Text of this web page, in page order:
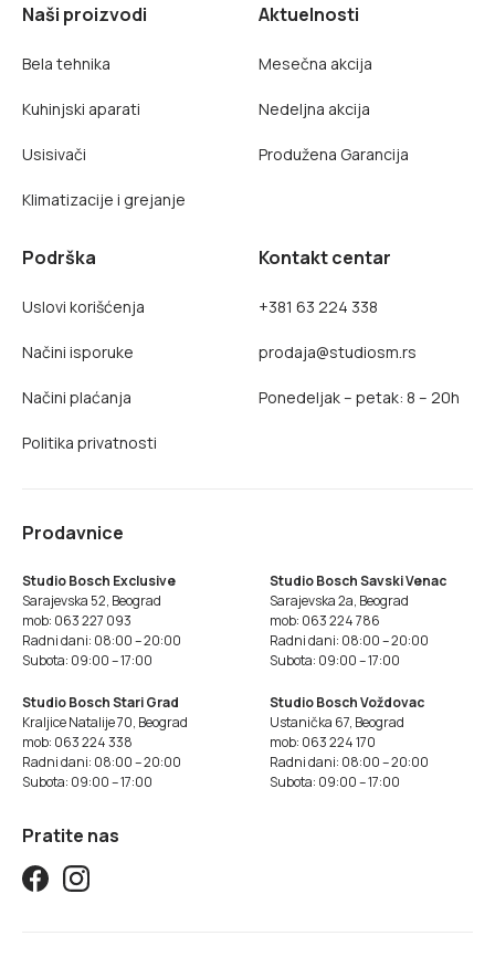
Naši proizvodi
Bela tehnika
Kuhinjski aparati
Usisivači
Klimatizacije i grejanje
Aktuelnosti
Mesečna akcija
Nedeljna akcija
Produžena Garancija
Podrška
Uslovi korišćenja
Načini isporuke
Načini plaćanja
Politika privatnosti
Kontakt centar
+381 63 224 338
prodaja@studiosm.rs
Ponedeljak – petak: 8 – 20h
Prodavnice
Studio Bosch Exclusive
Sarajevska 52, Beograd
mob: 063 227 093
Radni dani: 08:00 – 20:00
Subota: 09:00 – 17:00
Studio Bosch Savski Venac
Sarajevska 2a, Beograd
mob: 063 224 786
Radni dani: 08:00 – 20:00
Subota: 09:00 – 17:00
Studio Bosch Stari Grad
Kraljice Natalije 70, Beograd
mob: 063 224 338
Radni dani: 08:00 – 20:00
Subota: 09:00 – 17:00
Studio Bosch Voždovac
Ustanička 67, Beograd
mob: 063 224 170
Radni dani: 08:00 – 20:00
Subota: 09:00 – 17:00
Pratite nas